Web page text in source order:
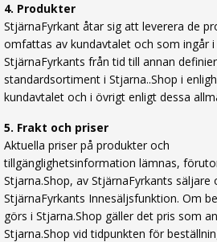
4. Produkter
StjärnaFyrkant åtar sig att leverera de
omfattas av kundavtalet och som ingår i
StjärnaFyrkants från tid till annan
standardsortiment i Stjarna..Shop i
kundavtalet och i övrigt enligt dessa
5. Frakt och priser
Aktuella priser på produkter och
tillgänglighetsinformation lämnas,
Stjarna.Shop, av StjärnaFyrkants säljare
StjärnaFyrkants Innesäljsfunktion. Om
görs i Stjarna.Shop gäller det pris som
Stjarna.Shop vid tidpunkten för